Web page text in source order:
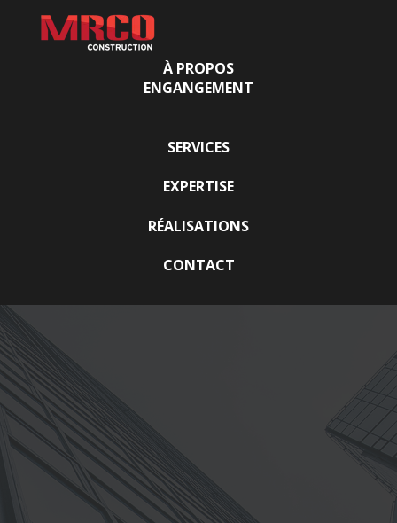
À PROPOS
ENGANGEMENT
SERVICES
EXPERTISE
RÉALISATIONS
CONTACT